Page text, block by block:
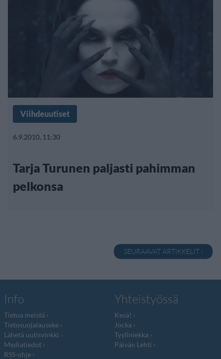
Viihdeuutiset
6.9.2010, 11:30
Tarja Turunen paljasti pahimman
pelkonsa
SEURAAVAT ARTIKKELIT ›
Info
Tietoa meistä
Tietosuojalauseke
Lähetä uutisvinkki
Mediatiedot
RSS-ohje
Yhteistyössä
Kesä!
Jocka
Tyyliniekka
Päivän Lehti